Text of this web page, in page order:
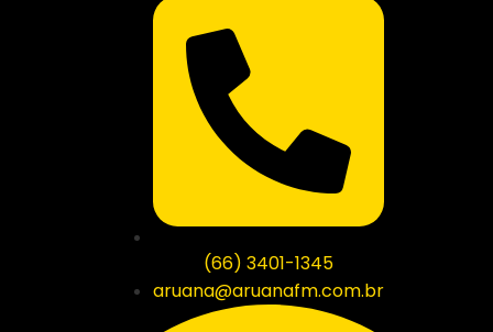
(66) 3401-1345
aruana@aruanafm.com.br